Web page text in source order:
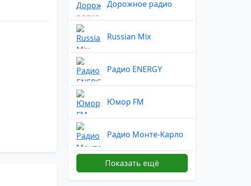
Дорожное радио
Russian Mix
Радио ENERGY
Юмор FM
Радио Монте-Карло
Радио Маяк
Показать ещё